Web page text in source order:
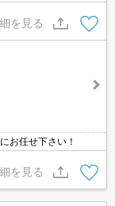
を見る
お任せ下さい！
を見る